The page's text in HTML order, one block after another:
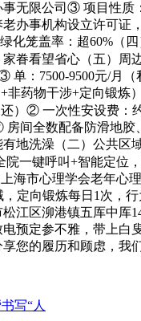
无限公司③ 项目性
办事机构设立许可
化笼盖率：超60%
眷看望省心（五）周
：7500-9500元/月
药物干涉+定向锻炼
）② 一次性安设费
间全数配备防滑地
地洗澡（二）公共
一键呼叫+智能定位
市心理学会老年心
定向锻炼每日1次，
江区泖港镇五厍中厍
预定参不雅，带上白
您的履历和顾虑，我
写“人